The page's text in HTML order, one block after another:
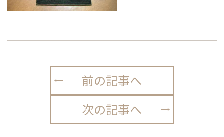
前の記事へ
次の記事へ